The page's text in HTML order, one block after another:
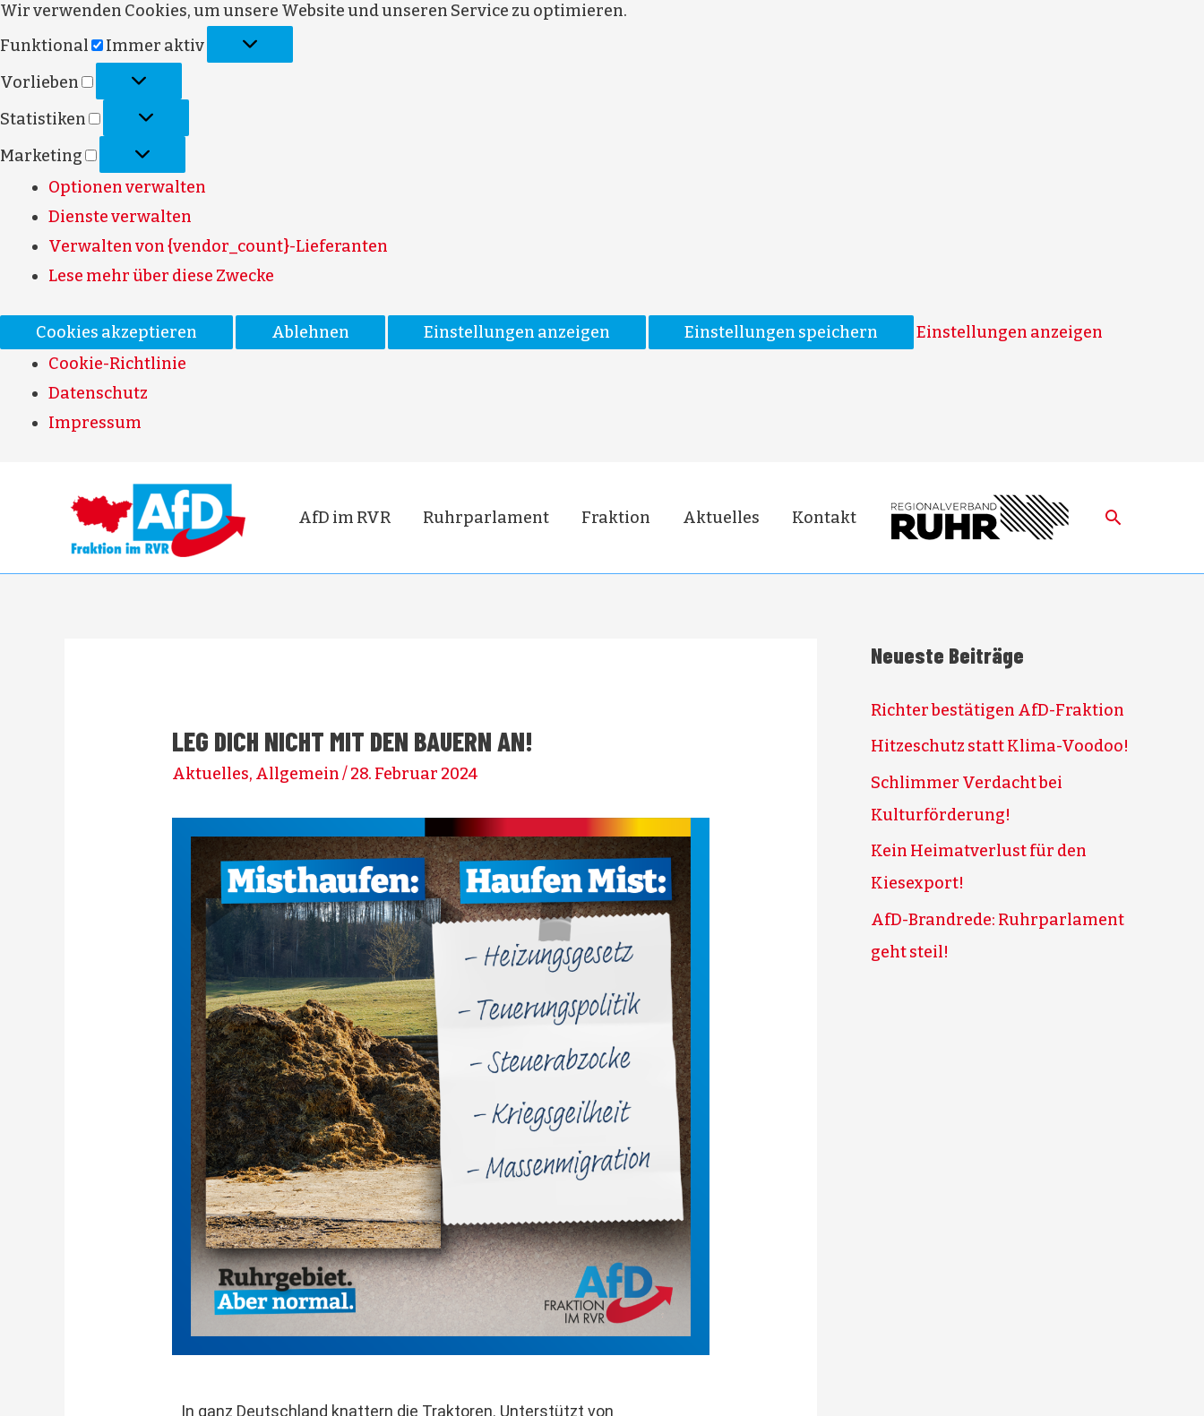
Wir verwenden Cookies, um unsere Website und unseren Service zu optimieren.
Funktional
Immer aktiv
Vorlieben
Statistiken
Marketing
Optionen verwalten
Dienste verwalten
Verwalten von {vendor_count}-Lieferanten
Lese mehr über diese Zwecke
Cookies akzeptieren Ablehnen Einstellungen anzeigen Einstellungen speichern
Einstellungen anzeigen
Cookie-Richtlinie
Datenschutz
Impressum
AfD im RVR Ruhrparlament Fraktion Aktuelles Kontakt
LEG DICH NICHT MIT DEN BAUERN AN!
Aktuelles, Allgemein/28. Februar 2024
In ganz Deutschland knattern die Traktoren. Unterstützt von
Neueste Beiträge
Richter bestätigen AfD-Fraktion
Hitzeschutz statt Klima-Voodoo!
Schlimmer Verdacht bei
Kulturförderung!
Kein Heimatverlust für den
Kiesexport!
AfD-Brandrede: Ruhrparlament
geht steil!